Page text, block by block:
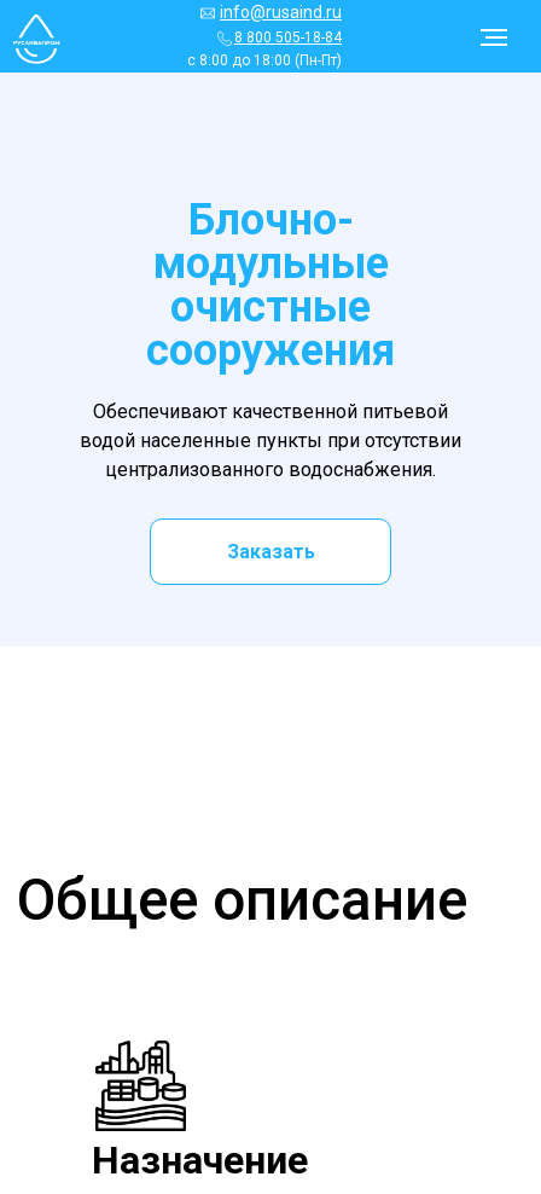
8 800 505-18-84
с 8:00 до 18:00 (Пн-Пт)
info@rusaind.ru
Блочно-
модульные
очистные
сооружения
Обеспечивают качественной питьевой
водой населенные пункты при отсутствии
централизованного водоснабжения.
Заказать
Назначение